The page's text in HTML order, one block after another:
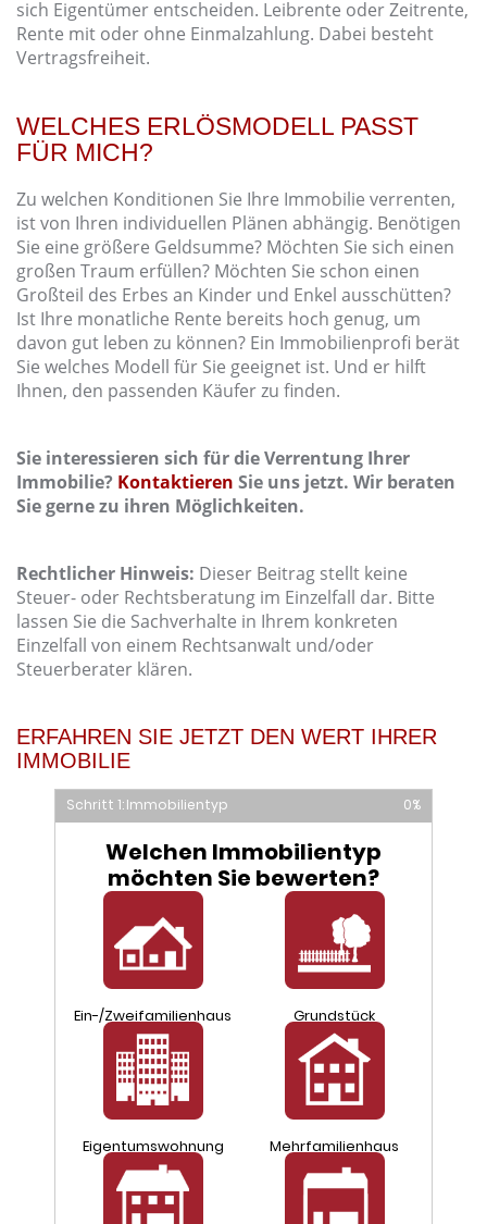
sich Eigentümer entscheiden. Leibrente oder Zeitrente,
Rente mit oder ohne Einmalzahlung. Dabei besteht
Vertragsfreiheit.
WELCHES ERLÖSMODELL PASST
FÜR MICH?
Zu welchen Konditionen Sie Ihre Immobilie verrenten,
ist von Ihren individuellen Plänen abhängig. Benötigen
Sie eine größere Geldsumme? Möchten Sie sich einen
großen Traum erfüllen? Möchten Sie schon einen
Großteil des Erbes an Kinder und Enkel ausschütten?
Ist Ihre monatliche Rente bereits hoch genug, um
davon gut leben zu können? Ein Immobilienprofi berät
Sie welches Modell für Sie geeignet ist. Und er hilft
Ihnen, den passenden Käufer zu finden.
Sie interessieren sich für die Verrentung Ihrer
Immobilie? Kontaktieren Sie uns jetzt. Wir beraten
Sie gerne zu ihren Möglichkeiten.
Rechtlicher Hinweis: Dieser Beitrag stellt keine
Steuer- oder Rechtsberatung im Einzelfall dar. Bitte
lassen Sie die Sachverhalte in Ihrem konkreten
Einzelfall von einem Rechtsanwalt und/oder
Steuerberater klären.
ERFAHREN SIE JETZT DEN WERT IHRER
IMMOBILIE